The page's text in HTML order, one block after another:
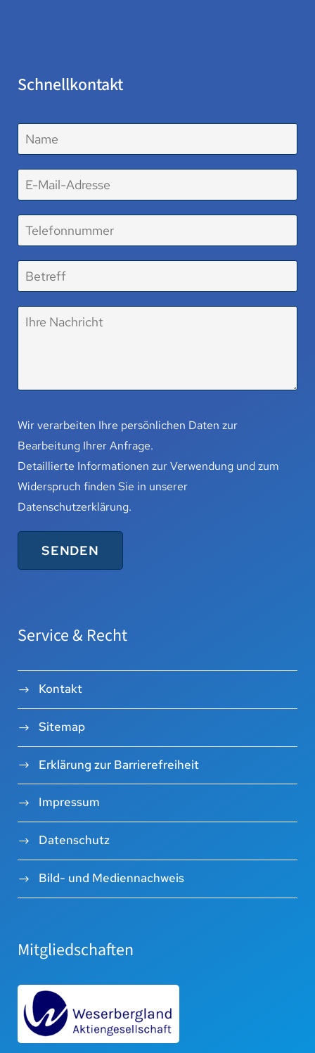
Schnellkontakt
Wir verarbeiten Ihre persönlichen Daten zur
Bearbeitung Ihrer Anfrage.
Detaillierte Informationen zur Verwendung und zum
Widerspruch finden Sie in unserer
Datenschutzerklärung.
Service & Recht
Kontakt
Sitemap
Erklärung zur Barrierefreiheit
Impressum
Datenschutz
Bild- und Mediennachweis
Mitgliedschaften